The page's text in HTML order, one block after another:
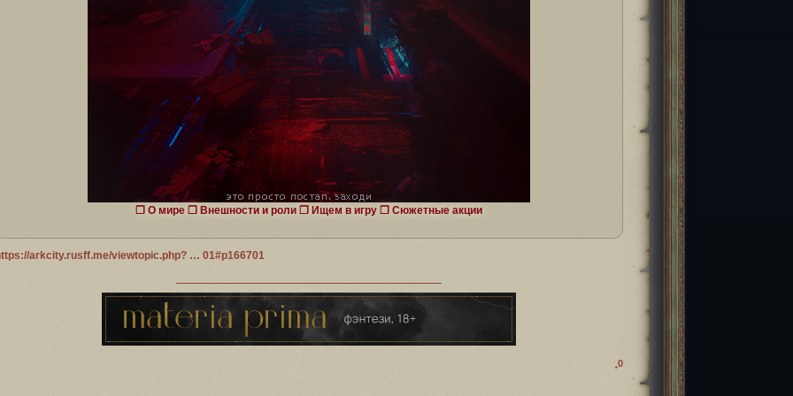
❒ О мире ❒ Внешности и роли ❒ Ищем в игру ❒ Cюжетные акции
arkcity.rusff.me/viewtopic.php? … 01#p166701
0